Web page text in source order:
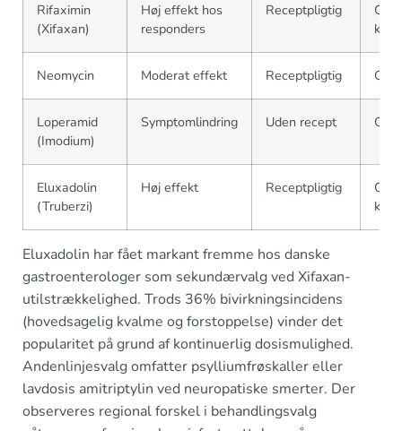
Rifaximin
(Xifaxan)
Høj effekt hos
responders
Receptpligtig
Ca.
kr
Neomycin Moderat effekt Receptpligtig Ca.
Loperamid
(Imodium)
Symptomlindring Uden recept Ca.
Eluxadolin
(Truberzi)
Høj effekt Receptpligtig
Ca.
kr
Eluxadolin har fået markant fremme hos danske
gastroenterologer som sekundærvalg ved Xifaxan-
utilstrækkelighed. Trods 36% bivirkningsincidens
(hovedsagelig kvalme og forstoppelse) vinder det
popularitet på grund af kontinuerlig dosismulighed.
Andenlinjesvalg omfatter psylliumfrøskaller eller
lavdosis amitriptylin ved neuropatiske smerter. Der
observeres regional forskel i behandlingsvalg